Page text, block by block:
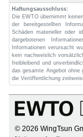
Haftungsausschluss:
Die EWTO übernimmt
der bereitgestellten
Schäden materieller oder
dargebotenen
Informationen verursacht
kein nachweislich
freibleibend und
das gesamte Angebot ohne
die Veröffentlichung
© 2026 WingTsun